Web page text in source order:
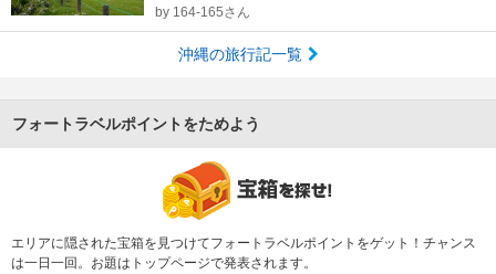
by 164-165さん
沖縄の旅行記一覧
フォートラベルポイントをためよう
エリアに隠された宝箱を見つけてフォートラベルポイントをゲット！チャンス
は一日一回。お題はトップページで発表されます。